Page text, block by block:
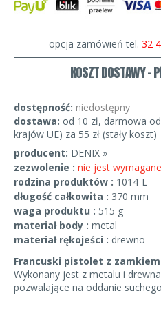
opcja zamówień tel. 32
KOSZT DOSTAWY -
dostępność: niedostępny
dostawa: od 10 zł, darmowa
krajów UE) za 55 zł (stały koszt)
producent: DENIX »
zezwolenie : nie jest wymagane
rodzina produktów : 1014-L
długość całkowita : 370 mm
waga produktu : 515 g
materiał body : metal
materiał rękojeści : drewno
Francuski pistolet z
Wykonany jest z metalu i
pozwalające na oddanie